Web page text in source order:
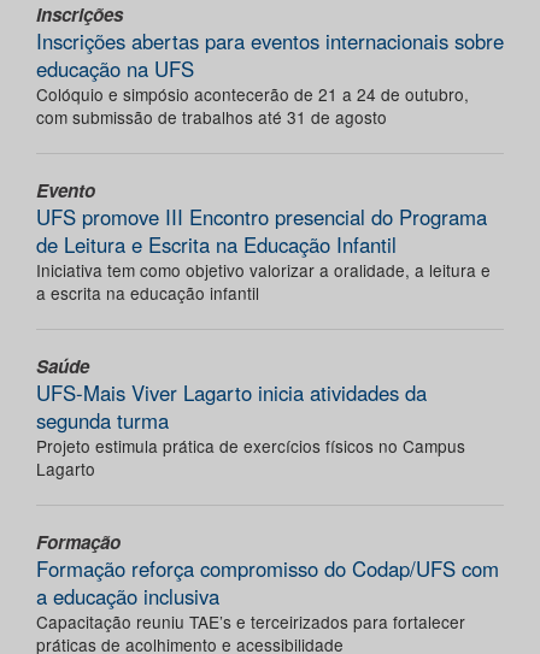
Inscrições
Inscrições abertas para eventos internacionais sobre
educação na UFS
Colóquio e simpósio acontecerão de 21 a 24 de outubro,
com submissão de trabalhos até 31 de agosto
Evento
UFS promove III Encontro presencial do Programa
de Leitura e Escrita na Educação Infantil
Iniciativa tem como objetivo valorizar a oralidade, a leitura e
a escrita na educação infantil
Saúde
UFS-Mais Viver Lagarto inicia atividades da
segunda turma
Projeto estimula prática de exercícios físicos no Campus
Lagarto
Formação
Formação reforça compromisso do Codap/UFS com
a educação inclusiva
Capacitação reuniu TAE’s e terceirizados para fortalecer
práticas de acolhimento e acessibilidade